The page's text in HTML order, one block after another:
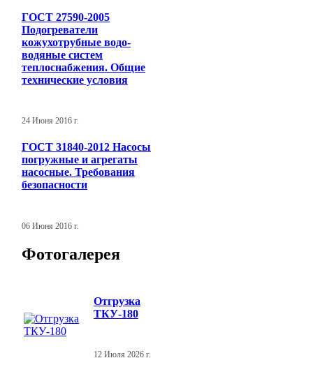
ГОСТ 27590-2005
Подогреватели
кожухотрубные водо-
водяные систем
теплоснабжения. Общие
технические условия
24 Июня 2016 г.
ГОСТ 31840-2012 Насосы
погружные и агрегаты
насосные. Требования
безопасности
06 Июня 2016 г.
Фотогалерея
Отгрузка
ТКУ-180
12 Июля 2026 г.